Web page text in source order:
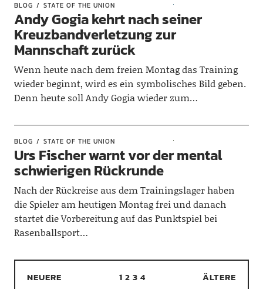
BLOG STATE OF THE UNION
Andy Gogia kehrt nach seiner
Kreuzbandverletzung zur
Mannschaft zurück
Wenn heute nach dem freien Montag das Training
wieder beginnt, wird es ein symbolisches Bild geben.
Denn heute soll Andy Gogia wieder zum…
BLOG STATE OF THE UNION
Urs Fischer warnt vor der mental
schwierigen Rückrunde
Nach der Rückreise aus dem Trainingslager haben
die Spieler am heutigen Montag frei und danach
startet die Vorbereitung auf das Punktspiel bei
Rasenballsport…
NEUERE 1 2 3 4 ÄLTERE